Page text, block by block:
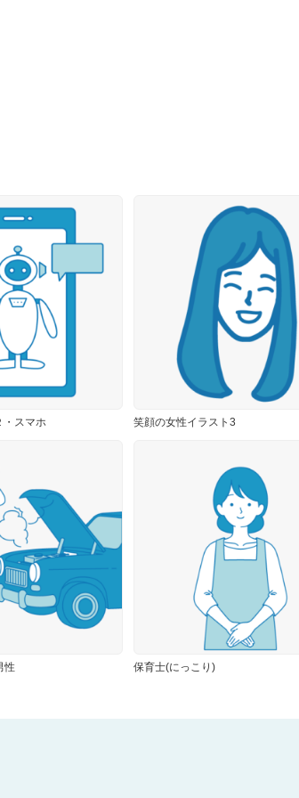
・スマホ 笑顔の女性イラスト3
性 保育士(にっこり)